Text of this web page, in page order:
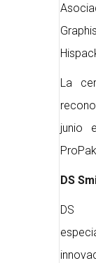
La
junio
DS
DS